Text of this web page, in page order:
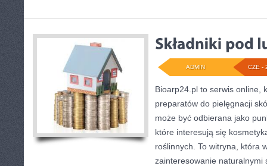
CZE -
ADMIN
Bioarp24.pl to serwis online,
preparatów do pielęgnacji
może być odbierana jako
które interesują się
roślinnych. To witryna, która
zainteresowanie naturalnymi